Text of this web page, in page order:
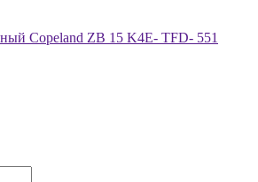
Copeland ZB 15 K4E- TFD- 551